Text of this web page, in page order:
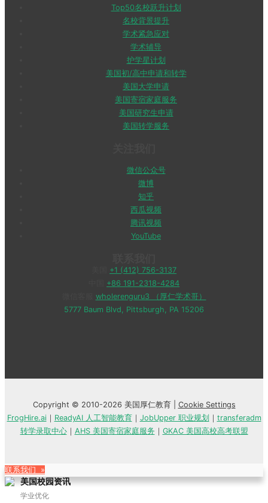
Top50名校跃升计划
名校背景提升
学术紧急应对
学术辅导
护学星计划
美国初/高中申请和转学
美国大学申请
美国寄宿家庭服务
美国研究生申请
美国转学服务
微信公众号
微博
知乎
西瓜视频
腾讯视频
YouTube
+1 (412) 756-3137
+86 191-2318-4284
wholerenguru3 （厚仁学术哥）
5777 Baum Blvd, Pittsburgh, PA 15206
Copyright © 2010-2026 美国厚仁教育 | Cookie Settings
FrogHire.ai｜ ReadyAI 人工智能教育｜ JobUpper 职业规划 ｜ transferadm
转学录取中心｜ AHS 美国寄宿家庭服务 ｜ GKAC 美国高校高考联盟
联系我们 »
美国校园资讯
学业优化